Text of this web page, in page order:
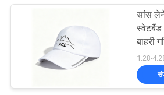
PRIVACY
POLICY
सांस
स्वेटबैंड
बाहरी